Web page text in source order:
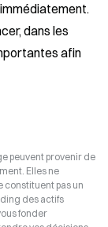
dans les
afin
peuvent provenir de
Elles ne
constituent pas un
des actifs
fonder